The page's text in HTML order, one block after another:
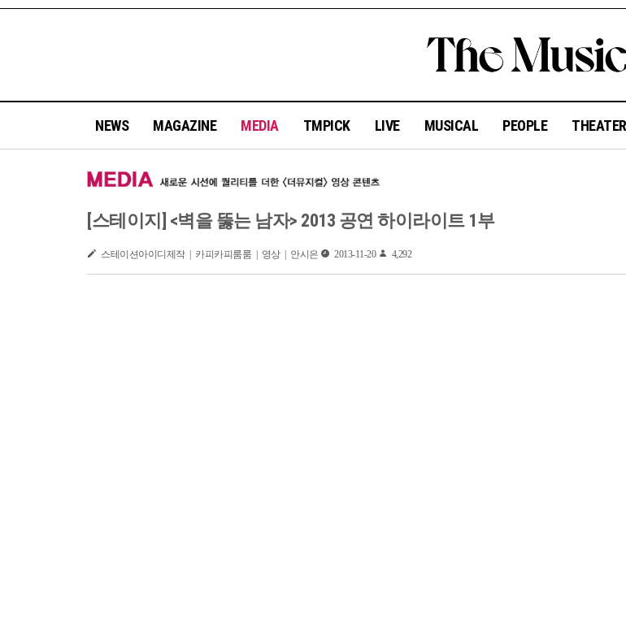
NEWS MAGAZINE MEDIA TMPICK LIVE MUSICAL PEOPLE THEATER
[스테이지] <벽을 뚫는 남자> 2013 공연 하이라이트 1부
스테이션아이디제작 | 카피카피룸룸 | 영상 | 안시은 2013-11-20 4,292